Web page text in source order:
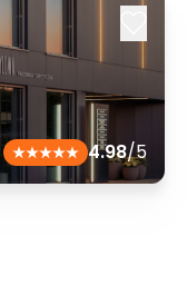
4.98/5